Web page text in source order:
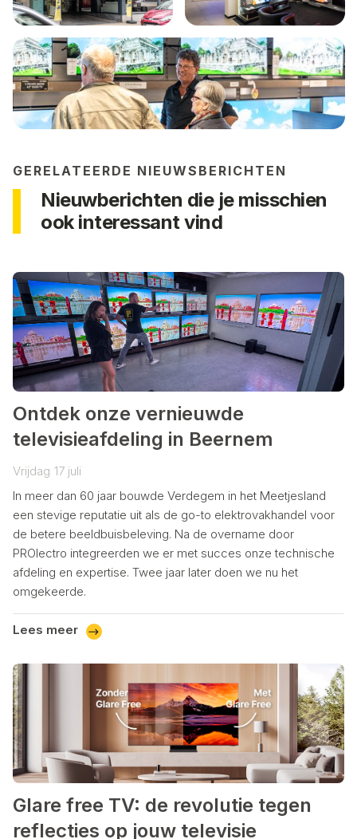
GERELATEERDE NIEUWSBERICHTEN
Nieuwberichten die je misschien
ook interessant vind
Ontdek onze vernieuwde
televisieafdeling in Beernem
Vrijdag 17 juli
In meer dan 60 jaar bouwde Verdegem in het Meetjesland
een stevige reputatie uit als de go-to elektrovakhandel voor
de betere beeldbuisbeleving. Na de overname door
PROlectro integreerden we er met succes onze technische
afdeling en expertise. Twee jaar later doen we nu het
omgekeerde.
Lees meer
Glare free TV: de revolutie tegen
reflecties op jouw televisie